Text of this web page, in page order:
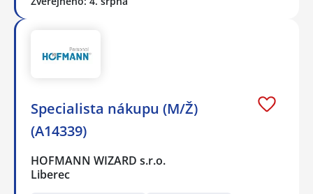
Specialista nákupu (M/Ž)
(A14339)
HOFMANN WIZARD s.r.o.
Liberec